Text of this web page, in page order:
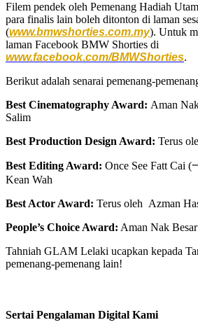
Filem pendek oleh Pemenang Hadiah
para finalis lain boleh ditonton di laman
(www.bmwshorties.com.my). Untuk
laman Facebook BMW Shorties di
www.facebook.com/BMWShorties.
Berikut adalah senarai pemenang-
Best Cinematography Award: Aman
Salim
Best Production Design Award: Terus
Best Editing Award: Once See Fatt Cai
Kean Wah
Best Actor Award: Terus oleh Azman
People’s Choice Award: Aman Nak
Tahniah GLAM Lelaki ucapkan kepada
pemenang-pemenang lain!
Sertai Pengalaman Digital Kami